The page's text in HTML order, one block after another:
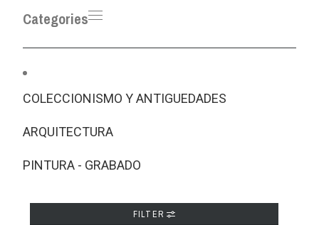
Categories
COLECCIONISMO Y ANTIGUEDADES
ARQUITECTURA
PINTURA - GRABADO
FILTER